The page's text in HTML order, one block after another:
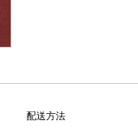
配送方法